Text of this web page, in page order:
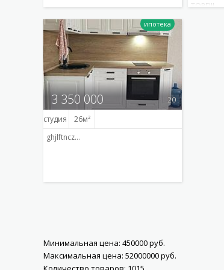
Подробнее
ТОРГ!!!…
3 350 000 20
студия
26
ghjlftncz…
Минимальная цена: 450000руб.
Максимальная цена: 52000000руб.